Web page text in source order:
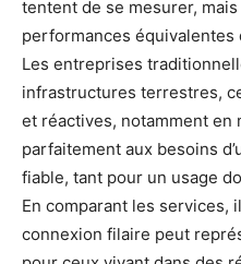
tentent de se mesurer,
performances équivalentes
Les entreprises
infrastructures terrestres,
et réactives, notamment
parfaitement aux besoins
fiable, tant pour un usage
En comparant les services,
connexion filaire peut